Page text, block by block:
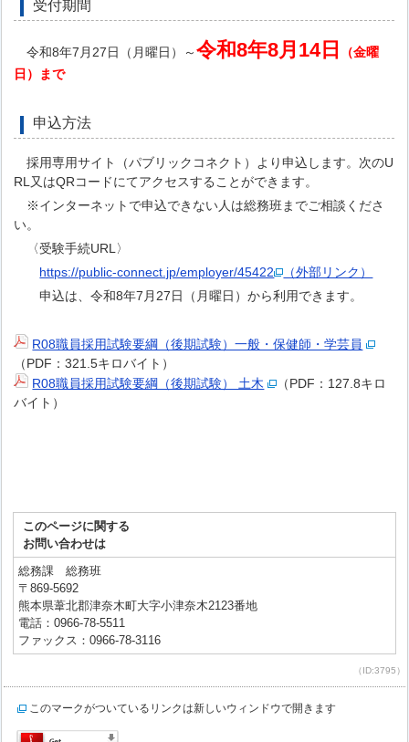
受付期間
令和8年7月27日（月曜日）～令和8年8月14日
（金曜
日）
まで
申込方法
採用専用サイト（パブリックコネクト）より申込します。次のU
RL又はQRコードにてアクセスすることができます。
※インターネットで申込できない人は総務班までご相談くださ
い。
〈受験手続URL〉
https://public-connect.jp/employer/45422
（外部リンク）
申込は、令和8年7月27日（月曜日）から利用できます。
R08職員採用試験要綱（後期試験）一般・保健師・学芸員
（PDF：321.5キロバイト）
R08職員採用試験要綱（後期試験） 土木
（PDF：127.8キロ
バイト）
このページに関する
お問い合わせは
総務課 総務班
〒869-5692
熊本県葦北郡津奈木町大字小津奈木2123番地
電話：0966-78-5511
ファックス：0966-78-3116
（ID:3795）
このマークがついているリンクは新しいウィンドウで開きます